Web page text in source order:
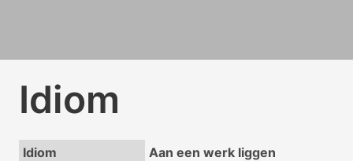
Idiom
Idiom
Aan een werk liggen